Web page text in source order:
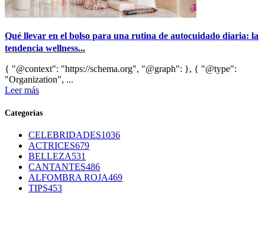
Qué llevar en el bolso para una rutina de autocuidado diaria: la
tendencia wellness...
{ "@context": "https://schema.org", "@graph": }, { "@type":
"Organization", ...
Leer más
Categorías
CELEBRIDADES1036
ACTRICES679
BELLEZA531
CANTANTES486
ALFOMBRA ROJA469
TIPS453